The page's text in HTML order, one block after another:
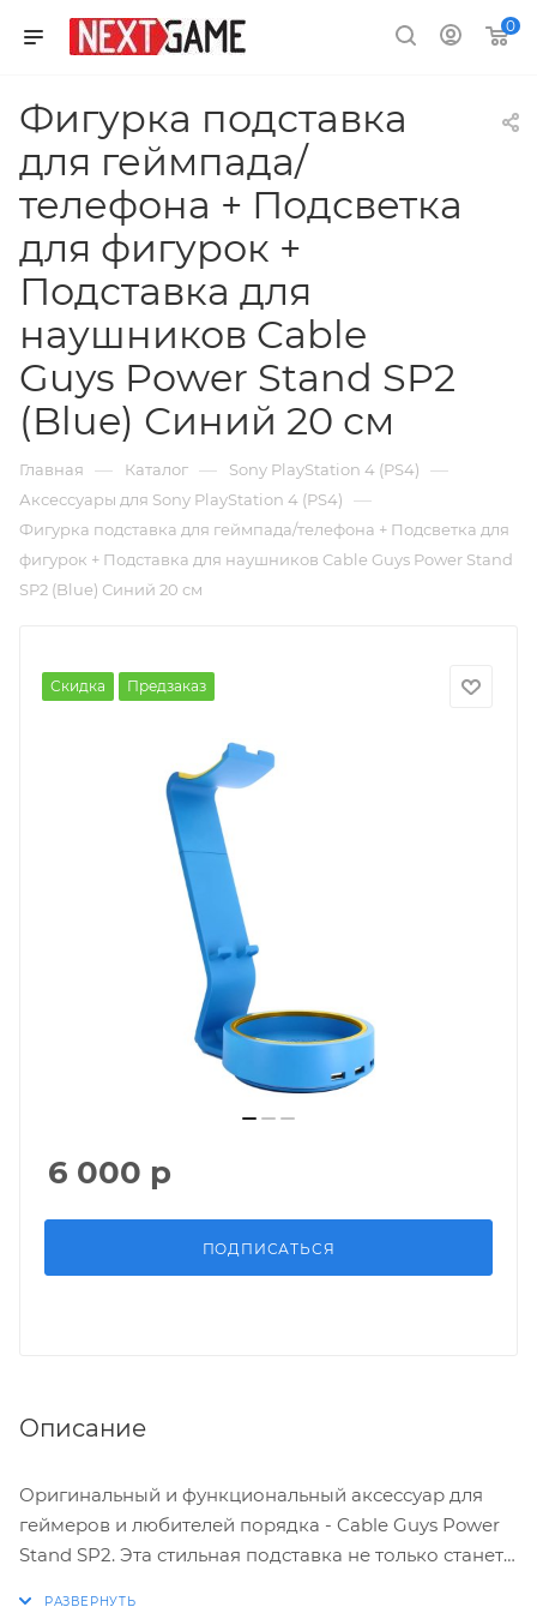
0
Фигурка подставка
для геймпада/
телефона + Подсветка
для фигурок +
Подставка для
наушников Cable
Guys Power Stand SP2
(Blue) Синий 20 см
Главная — Каталог — Sony PlayStation 4 (PS4) —
Аксессуары для Sony PlayStation 4 (PS4) —
Фигурка подставка для геймпада/телефона + Подсветка для
фигурок + Подставка для наушников Cable Guys Power Stand
SP2 (Blue) Синий 20 см
Скидка Предзаказ
6 000 р
ПОДПИСАТЬСЯ
Описание
Оригинальный и функциональный аксессуар для
геймеров и любителей порядка - Cable Guys Power
Stand SP2. Эта стильная подставка не только станет